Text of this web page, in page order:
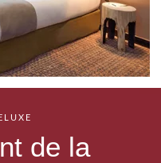
de la